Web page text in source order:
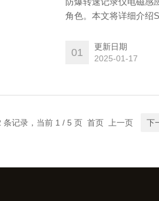
角色。本文将详细介绍
01
更新日期
2025-01-17
条记录，当前 1 / 5 页 首页 上一页 下